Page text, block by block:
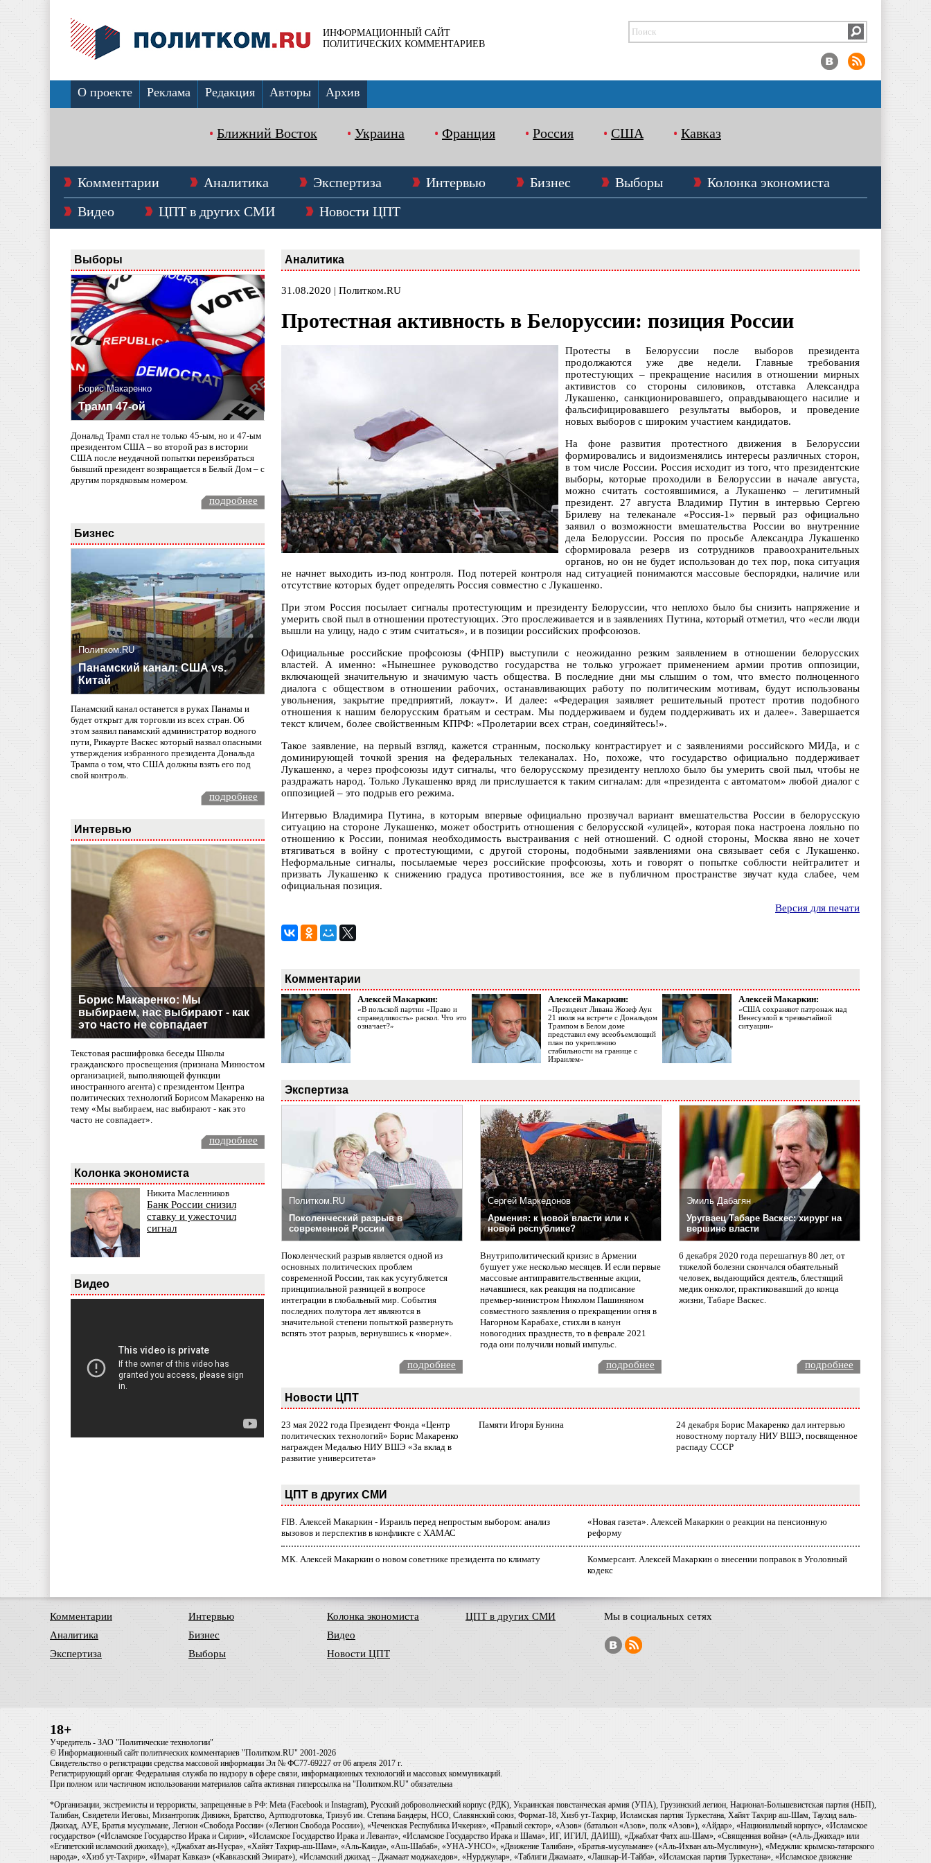
ИНФОРМАЦИОННЫЙ САЙТ
ПОЛИТИЧЕСКИХ КОММЕНТАРИЕВ
О проекте Реклама Редакция Авторы Архив
Ближний Восток Украина Франция Россия США Кавказ
Комментарии Аналитика Экспертиза Интервью Бизнес Выборы
Колонка экономиста
Видео
ЦПТ в других СМИ Новости ЦПТ
Выборы
Борис Макаренко
Трамп 47-ой
Дональд Трамп стал не только 45-ым, но и 47-ым
президентом США – во второй раз в истории
США после неудачной попытки переизбраться
бывший президент возвращается в Белый Дом – с
другим порядковым номером.
подробнее
Бизнес
Политком.RU
Панамский канал: США vs.
Китай
Панамский канал останется в руках Панамы и
будет открыт для торговли из всех стран. Об
этом заявил панамский администратор водного
пути, Рикаурте Васкес который назвал опасными
утверждения избранного президента Дональда
Трампа о том, что США должны взять его под
свой контроль.
подробнее
Интервью
Борис Макаренко: Мы
выбираем, нас выбирают - как
это часто не совпадает
Текстовая расшифровка беседы Школы
гражданского просвещения (признана Минюстом
организацией, выполняющей функции
иностранного агента) с президентом Центра
политических технологий Борисом Макаренко на
тему «Мы выбираем, нас выбирают - как это
часто не совпадает».
подробнее
Колонка экономиста
Никита Масленников
Банк России снизил
ставку и ужесточил
сигнал
Видео
Аналитика
31.08.2020 | Политком.RU
Протестная активность в Белоруссии: позиция России
Протесты в Белоруссии после выборов президента
продолжаются уже две недели. Главные требования
протестующих – прекращение насилия в отношении мирных
активистов со стороны силовиков, отставка Александра
Лукашенко, санкционировавшего, оправдывающего насилие и
фальсифицировавшего результаты выборов, и проведение
новых выборов с широким участием кандидатов.
На фоне развития протестного движения в Белоруссии
формировались и видоизменялись интересы различных сторон,
в том числе России. Россия исходит из того, что президентские
выборы, которые проходили в Белоруссии в начале августа,
можно считать состоявшимися, а Лукашенко – легитимный
президент. 27 августа Владимир Путин в интервью Сергею
Брилеву на телеканале «Россия-1» первый раз официально
заявил о возможности вмешательства России во внутренние
дела Белоруссии. Россия по просьбе Александра Лукашенко
сформировала резерв из сотрудников правоохранительных
органов, но он не будет использован до тех пор, пока ситуация
не начнет выходить из-под контроля. Под потерей контроля над ситуацией понимаются массовые беспорядки, наличие или
отсутствие которых будет определять Россия совместно с Лукашенко.
При этом Россия посылает сигналы протестующим и президенту Белоруссии, что неплохо было бы снизить напряжение и
умерить свой пыл в отношении протестующих. Это прослеживается и в заявлениях Путина, который отметил, что «если люди
вышли на улицу, надо с этим считаться», и в позиции российских профсоюзов.
Официальные российские профсоюзы (ФНПР) выступили с неожиданно резким заявлением в отношении белорусских
властей. А именно: «Нынешнее руководство государства не только угрожает применением армии против оппозиции,
включающей значительную и значимую часть общества. В последние дни мы слышим о том, что вместо полноценного
диалога с обществом в отношении рабочих, останавливающих работу по политическим мотивам, будут использованы
увольнения, закрытие предприятий, локаут». И далее: «Федерация заявляет решительный протест против подобного
отношения к нашим белорусским братьям и сестрам. Мы поддерживаем и будем поддерживать их и далее». Завершается
текст кличем, более свойственным КПРФ: «Пролетарии всех стран, соединяйтесь!».
Такое заявление, на первый взгляд, кажется странным, поскольку контрастирует и с заявлениями российского МИДа, и с
доминирующей точкой зрения на федеральных телеканалах. Но, похоже, что государство официально поддерживает
Лукашенко, а через профсоюзы идут сигналы, что белорусскому президенту неплохо было бы умерить свой пыл, чтобы не
раздражать народ. Только Лукашенко вряд ли прислушается к таким сигналам: для «президента с автоматом» любой диалог с
оппозицией – это подрыв его режима.
Интервью Владимира Путина, в которым впервые официально прозвучал вариант вмешательства России в белорусскую
ситуацию на стороне Лукашенко, может обострить отношения с белорусской «улицей», которая пока настроена лояльно по
отношению к России, понимая необходимость выстраивания с ней отношений. С одной стороны, Москва явно не хочет
втягиваться в войну с протестующими, с другой стороны, подобными заявлениями она связывает себя с Лукашенко.
Неформальные сигналы, посылаемые через российские профсоюзы, хоть и говорят о попытке соблюсти нейтралитет и
призвать Лукашенко к снижению градуса противостояния, все же в публичном пространстве звучат куда слабее, чем
официальная позиция.
Версия для печати
Комментарии
Алексей Макаркин:
«В польской партии «Право и
справедливость» раскол. Что это
означает?»
Алексей Макаркин:
«Президент Ливана Жозеф Аун
21 июля на встрече с Дональдом
Трампом в Белом доме
представил ему всеобъемлющий
план по укреплению
стабильности на границе с
Израилем»
Алексей Макаркин:
«США сохраняют патронаж над
Венесуэлой в чрезвычайной
ситуации»
Экспертиза
Политком.RU
Поколенческий разрыв в
современной России
Поколенческий разрыв является одной из
основных политических проблем
современной России, так как усугубляется
принципиальной разницей в вопросе
интеграции в глобальный мир. События
последних полутора лет являются в
значительной степени попыткой развернуть
вспять этот разрыв, вернувшись к «норме».
Сергей Маркедонов
Армения: к новой власти или к
новой республике?
Внутриполитический кризис в Армении
бушует уже несколько месяцев. И если первые
массовые антиправительственные акции,
начавшиеся, как реакция на подписание
премьер-министром Николом Пашиняном
совместного заявления о прекращении огня в
Нагорном Карабахе, стихли в канун
новогодних празднеств, то в феврале 2021
года они получили новый импульс.
Эмиль Дабагян
Уругваец Табаре Васкес: хирург на
вершине власти
6 декабря 2020 года перешагнув 80 лет, от
тяжелой болезни скончался обаятельный
человек, выдающийся деятель, блестящий
медик онколог, практиковавший до конца
жизни, Табаре Васкес.
подробнее подробнее подробнее
Новости ЦПТ
23 мая 2022 года Президент Фонда «Центр
политических технологий» Борис Макаренко
награжден Медалью НИУ ВШЭ «За вклад в
развитие университета»
Памяти Игоря Бунина
24 декабря Борис Макаренко дал интервью
новостному порталу НИУ ВШЭ, посвященное
распаду СССР
ЦПТ в других СМИ
FIB. Алексей Макаркин - Израиль перед непростым выбором: анализ
вызовов и перспектив в конфликте с ХАМАС
«Новая газета». Алексей Макаркин о реакции на пенсионную
реформу
МК. Алексей Макаркин о новом советнике президента по климату
Коммерсант. Алексей Макаркин о внесении поправок в Уголовный
кодекс
Комментарии
Аналитика
Экспертиза
Интервью
Бизнес
Выборы
Колонка экономиста
Видео
Новости ЦПТ
ЦПТ в других СМИ Мы в социальных сетях
18+
Учредитель - ЗАО "Политические технологии"
© Информационный сайт политических комментариев "Политком.RU" 2001-2026
Свидетельство о регистрации средства массовой информации Эл № ФС77-69227 от 06 апреля 2017 г.
Регистрирующий орган: Федеральная служба по надзору в сфере связи, информационных технологий и массовых коммуникаций.
При полном или частичном использовании материалов сайта активная гиперссылка на "Политком.RU" обязательна
*Организации, экстремисты и террористы, запрещенные в РФ: Meta (Facebook и Instagram), Русский добровольческий корпус (РДК), Украинская повстанческая армия (УПА), Грузинский легион, Национал-Большевистская партия (НБП),
Талибан, Свидетели Иеговы, Мизантропик Дивижн, Братство, Артподготовка, Тризуб им. Степана Бандеры, НСО, Славянский союз, Формат-18, Хизб ут-Тахрир, Исламская партия Туркестана, Хайят Тахрир аш-Шам, Таухид валь-
Джихад, АУЕ, Братья мусульмане, Легион «Свобода России» («Легион Свобода России»), «Чеченская Республика Ичкерия», «Правый сектор», «Азов» (батальон «Азов», полк «Азов»), «Айдар», «Национальный корпус», «Исламское
государство» («Исламское Государство Ирака и Сирии», «Исламское Государство Ирака и Леванта», «Исламское Государство Ирака и Шама», ИГ, ИГИЛ, ДАИШ), «Джабхат Фатх аш-Шам», «Священная война» («Аль-Джихад» или
«Египетский исламский джихад»), «Джабхат ан-Нусра», «Хайят Тахрир-аш-Шам», «Аль-Каида», «Аш-Шабаб», «УНА-УНСО», «Движение Талибан», «Братья-мусульмане» («Аль-Ихван аль-Муслимун»), «Меджлис крымско-татарского
народа», «Хизб ут-Тахрир», «Имарат Кавказ» («Кавказский Эмират»), «Исламский джихад – Джамаат моджахедов», «Нурджулар», «Таблиги Джамаат», «Лашкар-И-Тайба», «Исламская партия Туркестана», «Исламское движение